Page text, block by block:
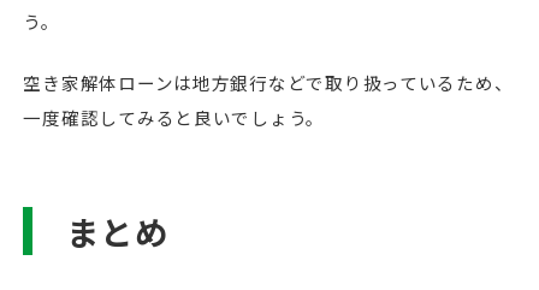
う。
空き家解体ローンは地方銀行などで取り扱っているため、
一度確認してみると良いでしょう。
まとめ